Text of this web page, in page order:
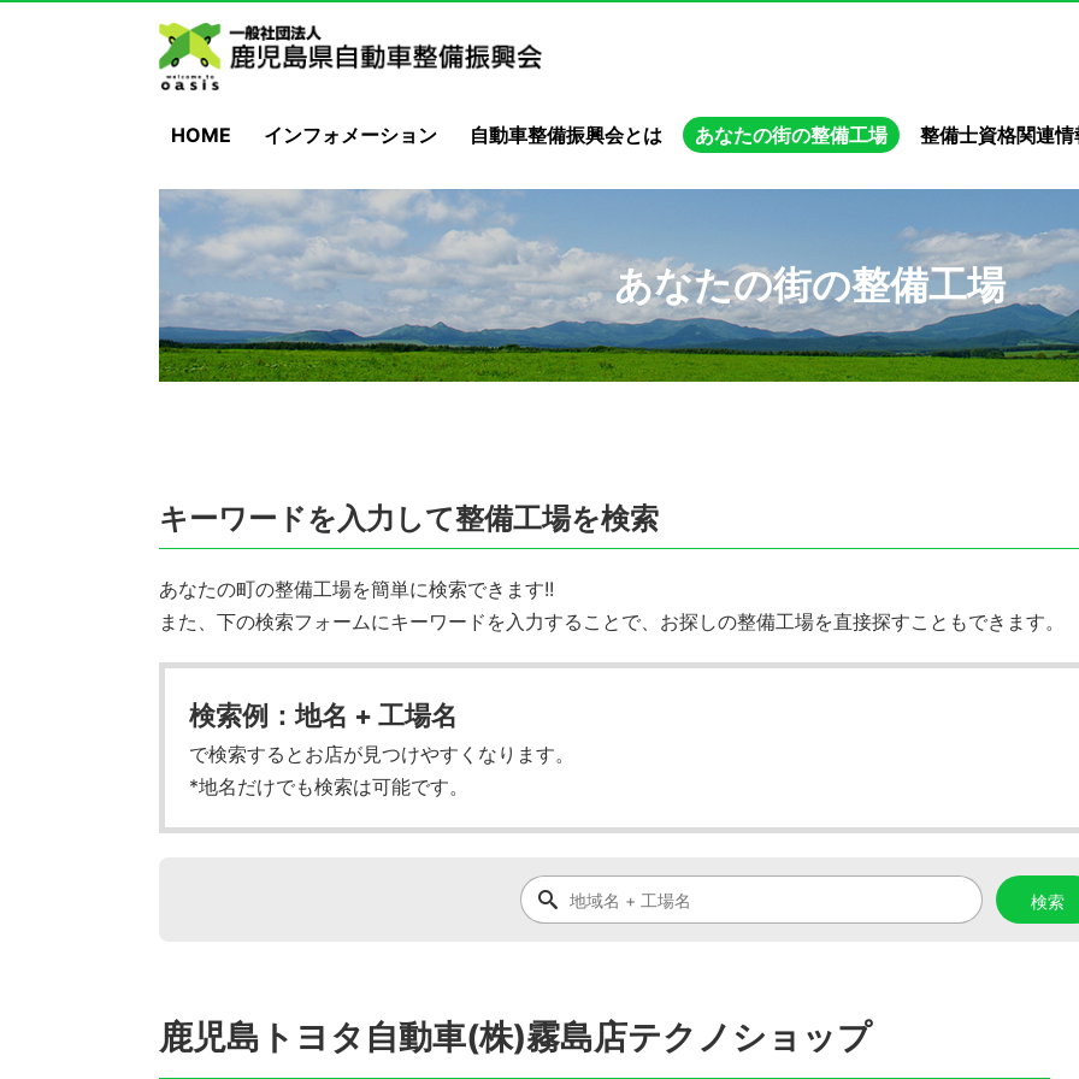
HOME インフォメーション 自動車整備振興会とは あなたの街の整備工場 整備士資格関連情
あなたの街の整備工場
キーワードを入力して整備工場を検索
あなたの町の整備工場を簡単に検索できます!!
また、下の検索フォームにキーワードを入力することで、お探しの整備工場を直接探すこともできます。
検索例：地名 + 工場名
で検索するとお店が見つけやすくなります。
*地名だけでも検索は可能です。
鹿児島トヨタ自動車(株)霧島店テクノショップ